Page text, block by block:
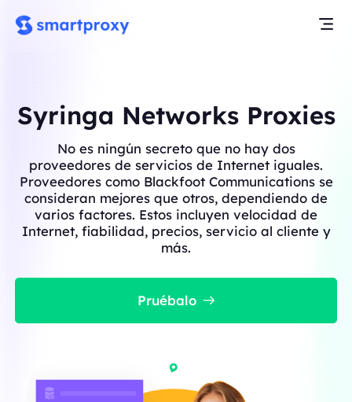
Syringa Networks Proxies
No es ningún secreto que no hay dos
proveedores de servicios de Internet iguales.
Proveedores como Blackfoot Communications se
consideran mejores que otros, dependiendo de
varios factores. Estos incluyen velocidad de
Internet, fiabilidad, precios, servicio al cliente y
más.
Pruébalo